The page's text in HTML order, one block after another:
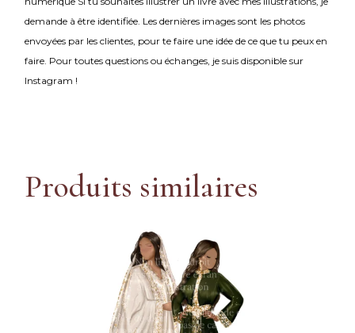
demande à être identifiée. Les dernières images sont les photos
envoyées par les clientes, pour te faire une idée de ce que tu peux en
faire. Pour toutes questions ou échanges, je suis disponible sur
Instagram !
Produits similaires